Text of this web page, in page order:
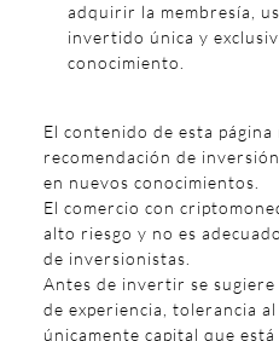
adquirir la membresía,
invertido única y
conocimiento.
El contenido de esta
recomendación de
en nuevos conocimientos.
El comercio con
alto riesgo y no es
de inversionistas.
Antes de invertir se
de experiencia, tolerancia
únicamente capital que